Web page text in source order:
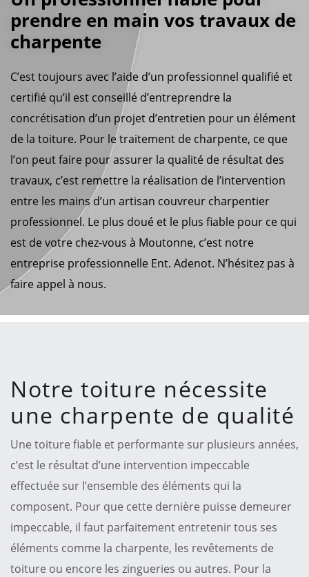
prendre en main vos travaux de
charpente
C’est toujours avec l’aide d’un professionnel qualifié et
certifié qu’il est conseillé d’entreprendre la
concrétisation d’un projet d’entretien pour un élément
de la toiture. Pour le traitement de charpente, ce que
l’on peut faire pour assurer la qualité de résultat des
travaux, c’est remettre la réalisation de l’intervention
entre les mains d’un artisan couvreur charpentier
professionnel. Le plus doué et le plus fiable pour ce qui
est de votre chez-vous à Moutonne, c’est notre
entreprise professionnelle Ent. Adenot. N’hésitez pas à
faire appel à nous.
Notre toiture nécessite
une charpente de qualité
Une toiture fiable et performante sur plusieurs années,
c’est le résultat d’une intervention impeccable
effectuée sur l’ensemble des éléments qui la
composent. Pour que cette dernière puisse demeurer
impeccable, il faut parfaitement entretenir tous ses
éléments comme la charpente, les revêtements de
toiture ou encore les zingueries ou autres. Pour la